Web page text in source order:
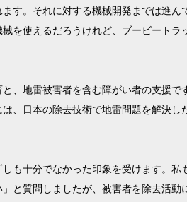
す。それに対する機械開発までは進ん
を使えるだろうけれど、ブービートラ
、地雷被害者を含む障がい者の支援で
、日本の除去技術で地雷問題を解決し
も十分でなかった印象を受けます。私
と質問しましたが、被害者を除去活動